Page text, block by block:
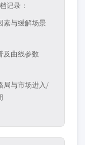
记录：
素与缓解场景
及曲线参数
局与市场进入/